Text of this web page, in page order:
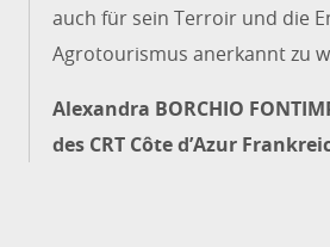
auch für sein Terroir und die
Agrotourismus anerkannt zu
Alexandra BORCHIO
des CRT Côte d’Azur